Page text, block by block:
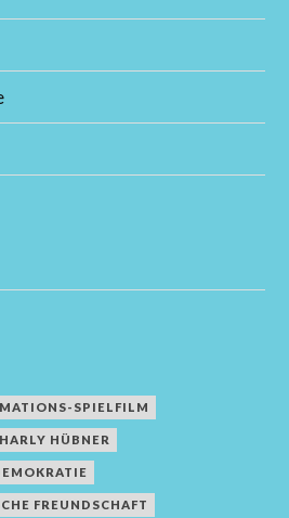
SPIELFILM
HÜBNER
FREUNDSCHAFT